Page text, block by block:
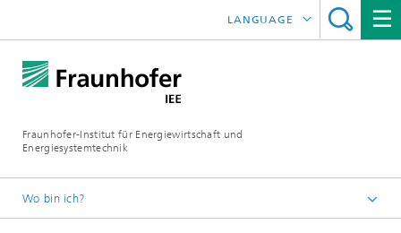
Fraunhofer-Institut für Energiewirtschaft und
Energiesystemtechnik
LANGUAGE
Wo bin ich?